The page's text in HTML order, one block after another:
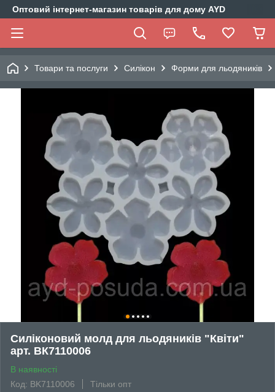
Оптовий інтернет-магазин товарів для дому AYD
Товари та послуги Силікон Форми для льодяників
Силіконовий молд для льодяників "Квіти"
арт. ВК7110006
В наявності
Код: BK7110006
Тільки опт